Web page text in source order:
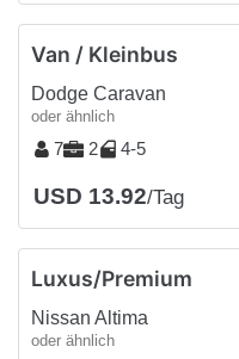
Van / Kleinbus
Dodge Caravan
oder ähnlich
7 2 4-5
USD 13.92/Tag
Luxus/Premium
Nissan Altima
oder ähnlich